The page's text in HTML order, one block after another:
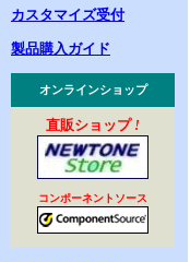
カスタマイズ受付
製品購入ガイド
オンラインショップ
直販ショップ!
コンポーネントソース